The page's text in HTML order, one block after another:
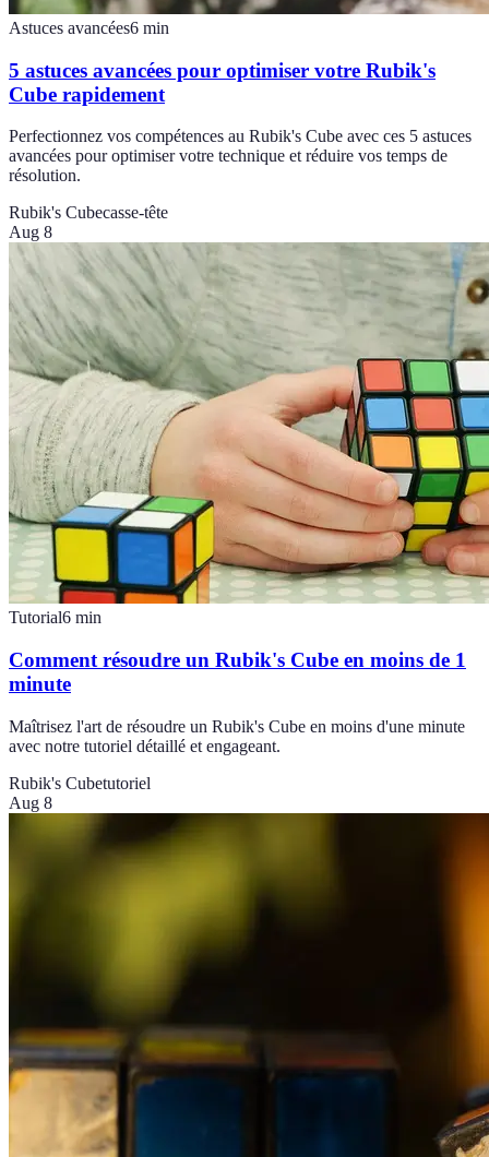
Astuces avancées6 min
5 astuces avancées pour optimiser votre Rubik's
Cube rapidement
Perfectionnez vos compétences au Rubik's Cube avec ces 5 astuces
avancées pour optimiser votre technique et réduire vos temps de
résolution.
Rubik's Cubecasse-tête
Aug 8
Tutorial6 min
Comment résoudre un Rubik's Cube en moins de 1
minute
Maîtrisez l'art de résoudre un Rubik's Cube en moins d'une minute
avec notre tutoriel détaillé et engageant.
Rubik's Cubetutoriel
Aug 8